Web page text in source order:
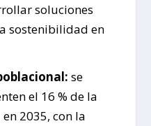
soluciones
sostenibilidad en
se
el 16 % de la
2035, con la